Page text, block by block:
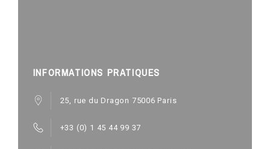
INFORMATIONS PRATIQUES
25, rue du Dragon 75006 Paris
+33 (0) 1 45 44 99 37